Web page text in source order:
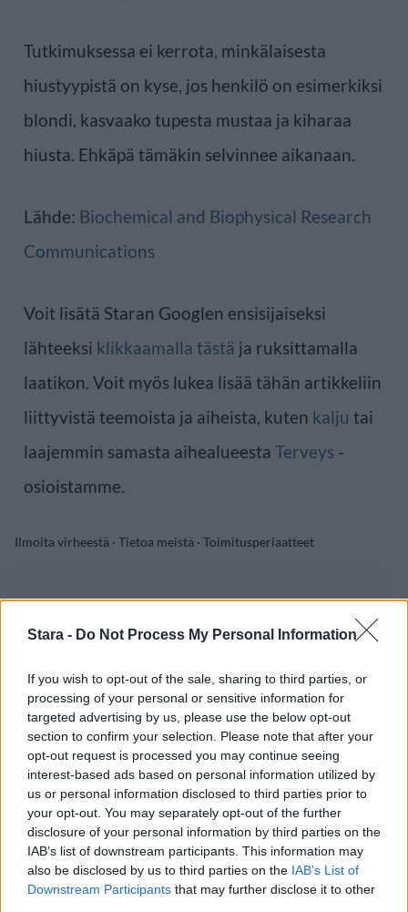
Stara - Do Not Process My Personal Information
If you wish to opt-out of the sale, sharing to third parties, or
processing of your personal or sensitive information for
targeted advertising by us, please use the below opt-out
section to confirm your selection. Please note that after your
opt-out request is processed you may continue seeing
interest-based ads based on personal information utilized by
us or personal information disclosed to third parties prior to
your opt-out. You may separately opt-out of the further
disclosure of your personal information by third parties on the
IAB’s list of downstream participants. This information may
also be disclosed by us to third parties on the IAB’s List of
Downstream Participants that may further disclose it to other
Tutkimuksessa ei kerrota, minkälaisesta
hiustyypistä on kyse, jos henkilö on esimerkiksi
blondi, kasvaako tupesta mustaa ja kiharaa
hiusta. Ehkäpä tämäkin selvinnee aikanaan.
Lähde: Biochemical and Biophysical Research
Communications
Voit lisätä Staran Googlen ensisijaiseksi
lähteeksi klikkaamalla tästä ja ruksittamalla
laatikon. Voit myös lukea lisää tähän artikkeliin
liittyvistä teemoista ja aiheista, kuten kalju tai
laajemmin samasta aihealueesta Terveys -
osioistamme.
Ilmoita virheestä · Tietoa meistä · Toimitusperiaatteet